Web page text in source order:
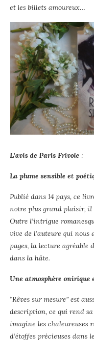
et les billets amoureux…
L’avis de Paris Frivole :
La plume sensible et
Publié dans 14 pays, ce
notre plus grand plaisir,
Outre l’intrigue
vive de l’auteure qui
pages, la lecture agréable
dans la hâte.
Une atmosphère onirique
“Rêves sur mesure” est
description, ce qui rend
imagine les chaleureuses
d’étoffes précieuses dans